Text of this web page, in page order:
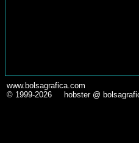
www.bolsagrafica.com
© 1999-2026 hobster @